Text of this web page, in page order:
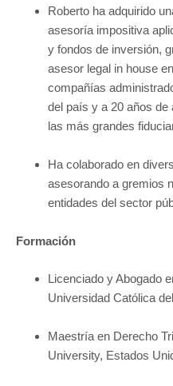
Roberto ha adquirido
asesoría impositiva
y fondos de inversión,
asesor legal in house
compañías
del país y a 20 años
las más grandes
Ha colaborado en
asesorando a gremios
entidades del sector
Formación
Licenciado y Abogado
Universidad Católica
Maestría en Derecho
University, Estados